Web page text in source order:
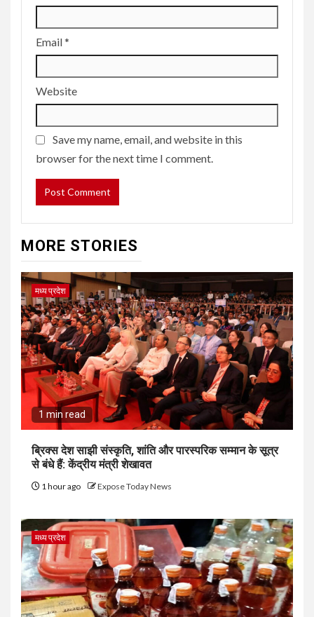
Email*
Website
Save my name, email, and website in this
browser for the next time I comment.
MORE STORIES
मध्य प्रदेश
1 min read
ब्रिक्स देश साझी संस्कृति, शांति और पारस्परिक सम्मान के सूत्र
से बंधे हैं: केंद्रीय मंत्री शेखावत
1 hour ago Expose Today News
मध्य प्रदेश